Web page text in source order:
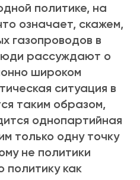
политике, на
означает, скажем,
газопроводов в
рассуждают о
широком
ситуация в
таким образом,
однопартийная
только одну точку
не политики
политику как